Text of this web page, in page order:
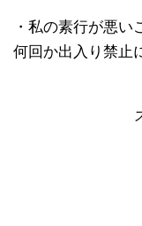
・私の素行が悪い
何回か出入り禁止